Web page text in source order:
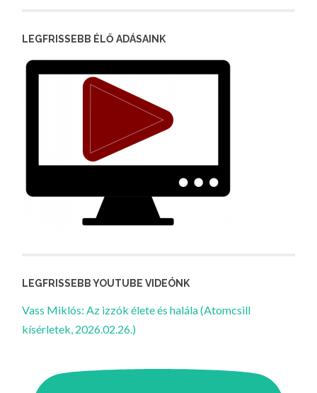
LEGFRISSEBB ÉLŐ ADÁSAINK
LEGFRISSEBB YOUTUBE VIDEÓNK
Vass Miklós: Az izzók élete és halála (Atomcsill
kísérletek, 2026.02.26.)